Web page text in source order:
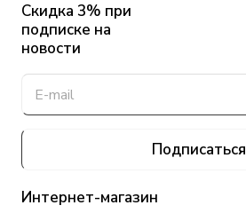
Скидка 3% при
подписке на
новости
Подписаться
Интернет-магазин